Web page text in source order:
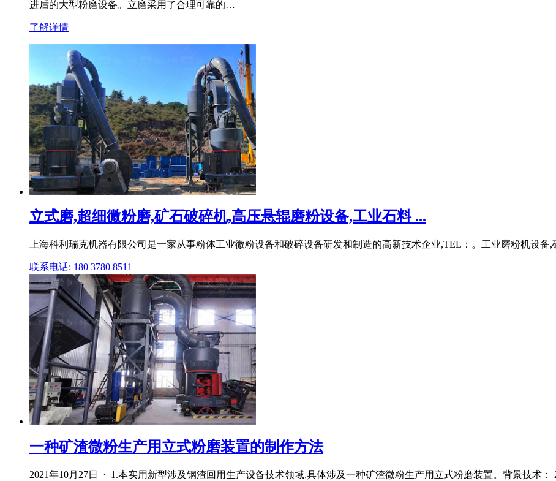
进后的大型粉磨设备。立磨采用了合理可靠的…
了解详情
立式磨,超细微粉磨,矿石破碎机,高压悬辊磨粉设备,工业石料 ...
上海科利瑞克机器有限公司是一家从事粉体工业微粉设备和破碎设备研发和制造的高新技术企业,TEL：。工业磨粉机设
联系电话: 180 3780 8511
一种矿渣微粉生产用立式粉磨装置的制作方法
2021年10月27日 · 1.本实用新型涉及钢渣回用生产设备技术领域,具体涉及一种矿渣微粉生产用立式粉磨装置。背景技术